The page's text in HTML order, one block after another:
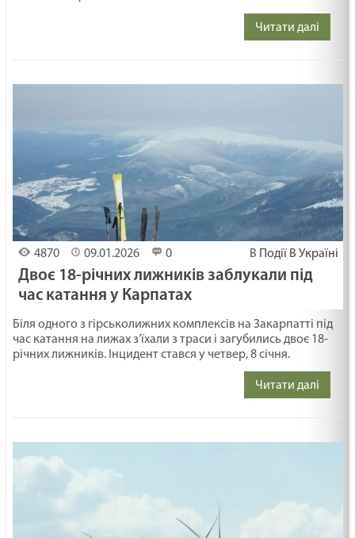
Читати далі
4870 09.01.2026 0 В Події В Україні
Двоє 18-річних лижників заблукали під
час катання у Карпатах
Біля одного з гірськолижних комплексів на Закарпатті під
час катання на лижах з’їхали з траси і загубились двоє 18-
річних лижників. Інцидент стався у четвер, 8 січня.
Читати далі